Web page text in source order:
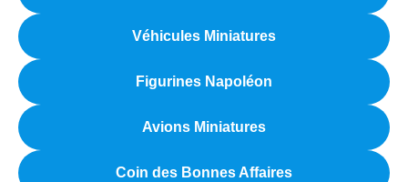
Véhicules Miniatures
Figurines Napoléon
Avions Miniatures
Coin des Bonnes Affaires